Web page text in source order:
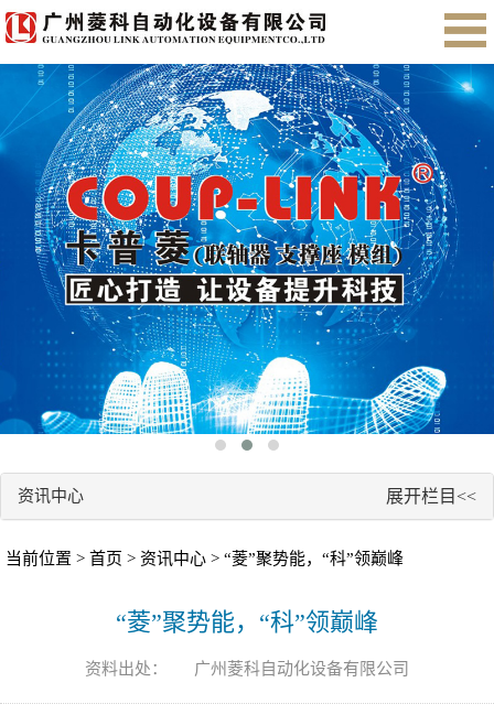
首页 关于我们 产品展示 售后服务
会员注册
English
资讯中心 展开栏目<<
当前位置 > 首页 > 资讯中心 > “菱”聚势能，“科”领巅峰
“菱”聚势能，“科”领巅峰
资料出处： 广州菱科自动化设备有限公司